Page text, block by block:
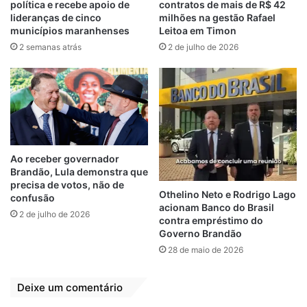
O governador Carlos Brandão afirmou que a
entrega das viaturas aos municípios reforça
o compromisso do Governo do Maranhão
promover medidas que possam impactar na
redução dos índices de criminalidade e
aumentar a segurança da população. Para
tanto, estamos trabalhando em parceria e
harmonia com todos os Poderes”, ressaltou.
Segundo o comandante-geral da PMMA,
coronel Emerson Bezerra, o Maranhão foi o
sétimo Estado com maior diminuição dos
homicídios. “Reduzimos em 8% comparando
2022 com 2021. Neste trimestre, tivemos o
dez anos e isso é fruto do trabalho de
política e recebe apoio de
lideranças de cinco
municípios maranhenses
2 semanas atrás
contratos de mais de R$ 42
milhões na gestão Rafael
Leitoa em Timon
2 de julho de 2026
Ao receber governador
Brandão, Lula demonstra que
precisa de votos, não de
confusão
2 de julho de 2026
Othelino Neto e Rodrigo Lago
acionam Banco do Brasil
contra empréstimo do
Governo Brandão
28 de maio de 2026
Deixe um comentário